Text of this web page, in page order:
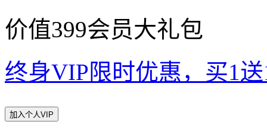
价值399会员大礼包
终身VIP限时优惠，买1
加入个人VIP